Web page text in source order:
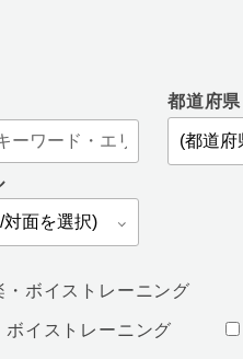
都道府県
・ボイストレーニング
ボイストレーニング